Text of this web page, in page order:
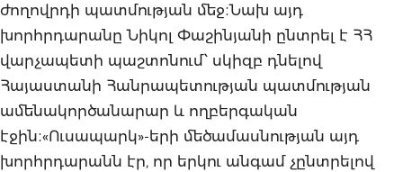
ժողովրդի պատմության մեջ։Նախ այդ
խորհրդարանը Նիկոլ Փաշինյանի ընտրել է ՀՀ
վարչապետի պաշտոնում՝ սկիզբ դնելով
Հայաստանի Հանրապետության պատմության
ամենակործանարար և ողբերգական
էջին։«Ուսապարկ»-երի մեծամասնության այդ
խորհրդարանն էր, որ երկու անգամ չընտրելով